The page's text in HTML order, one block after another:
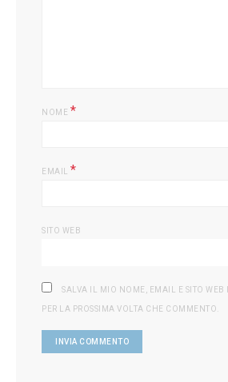
NOME *
EMAIL *
SITO WEB
SALVA IL MIO NOME, EMAIL E SITO WEB
PER LA PROSSIMA VOLTA CHE COMMENTO.